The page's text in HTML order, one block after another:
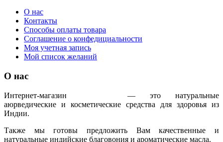
О нас
Контакты
Способы оплаты товара
Соглашение о конфедициальности
Моя учетная запись
Мой список желаний
О нас
Интернет-магазин
— это натуральные
аюрведические и косметические средства для здоровья из
Индии.
Также мы готовы предложить Вам качественные и
натуральные индийские благовония и ароматические масла.